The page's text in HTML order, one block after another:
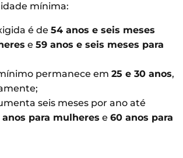
mínima:
é de 54 anos e seis meses
e 59 anos e seis meses para
permanece em 25 e 30 anos,
seis meses por ano até
anos para mulheres e 60 anos para